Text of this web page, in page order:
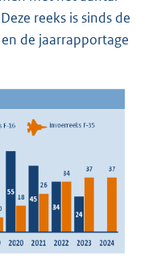
reeks is sinds de
en de jaarrapportage